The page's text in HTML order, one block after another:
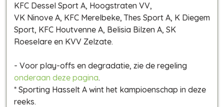
KFC Dessel Sport A, Hoogstraten VV,
VK Ninove A, KFC Merelbeke, Thes Sport A, K Diegem
Sport, KFC Houtvenne A, Belisia Bilzen A, SK
Roeselare en KVV Zelzate.
- Voor play-offs en degradatie, zie de regeling
onderaan deze pagina.
* Sporting Hasselt A wint het kampioenschap in deze
reeks.